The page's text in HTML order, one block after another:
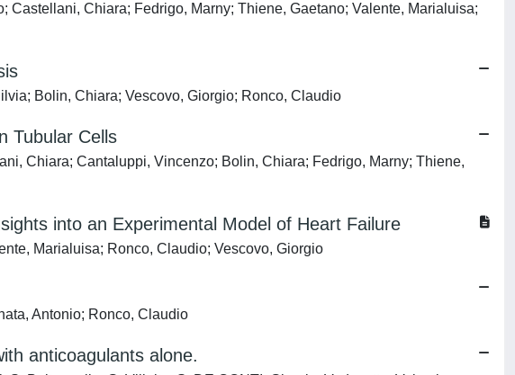
Chiara; Fedrigo, Marny; Thiene, Gaetano; Valente, Marialuisa;
Bolin, Chiara; Vescovo, Giorgio; Ronco, Claudio
Tubular Cells
Chiara; Cantaluppi, Vincenzo; Bolin, Chiara; Fedrigo, Marny; Thiene,
into an Experimental Model of Heart Failure
Marialuisa; Ronco, Claudio; Vescovo, Giorgio
Antonio; Ronco, Claudio
anticoagulants alone.